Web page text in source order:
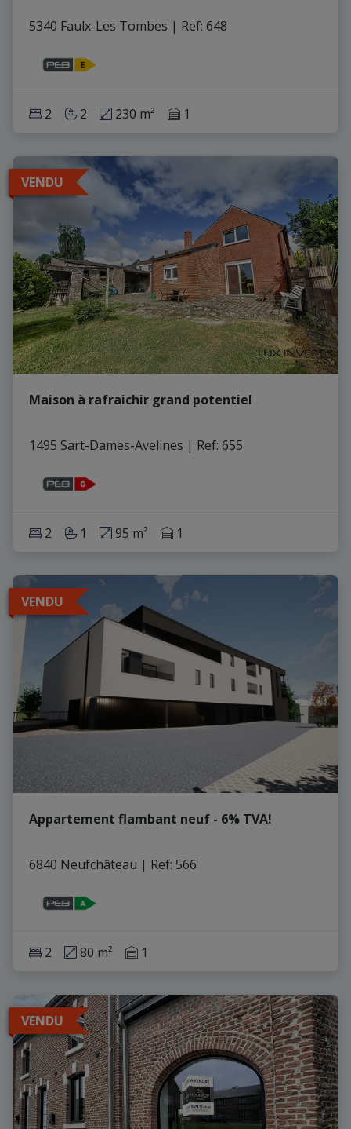
5340 Faulx-Les Tombes | Ref: 648
2 2 230 m² 1
VENDU
Maison à rafraichir grand potentiel
1495 Sart-Dames-Avelines | Ref: 655
2 1 95 m² 1
VENDU
Appartement flambant neuf - 6% TVA!
6840 Neufchâteau | Ref: 566
2 80 m² 1
VENDU